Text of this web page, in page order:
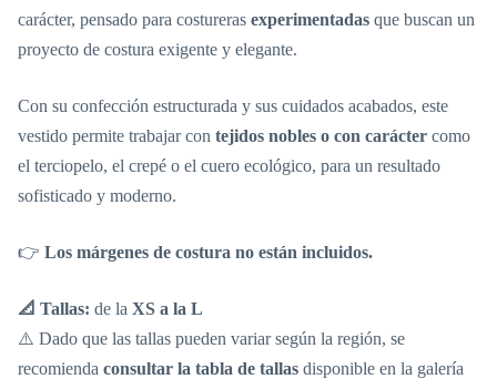
carácter, pensado para costureras experimentadas que buscan un
proyecto de costura exigente y elegante.
Con su confección estructurada y sus cuidados acabados, este
vestido permite trabajar con tejidos nobles o con carácter como
el terciopelo, el crepé o el cuero ecológico, para un resultado
sofisticado y moderno.
👉 Los márgenes de costura no están incluidos.
📐 Tallas: de la XS a la L
⚠️ Dado que las tallas pueden variar según la región, se
recomienda consultar la tabla de tallas disponible en la galería